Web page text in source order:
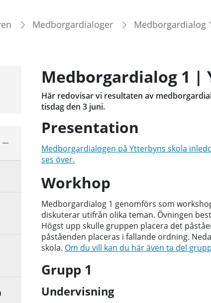
Medborgardialoger Medborgardialog
Medborgardialog 1 |
Här redovisar vi resultaten av
tisdag den 3 juni.
Presentation
Medborgardialogen på Ytterbyns skola
ses över.
Workhop
Medborgardialog 1 genomförs som
diskuterar utifrån olika teman. Övningen
Högst upp skulle gruppen placera det
påståenden placeras i fallande ordning.
skola. Om du vill kan du här även ta del
Grupp 1
Undervisning